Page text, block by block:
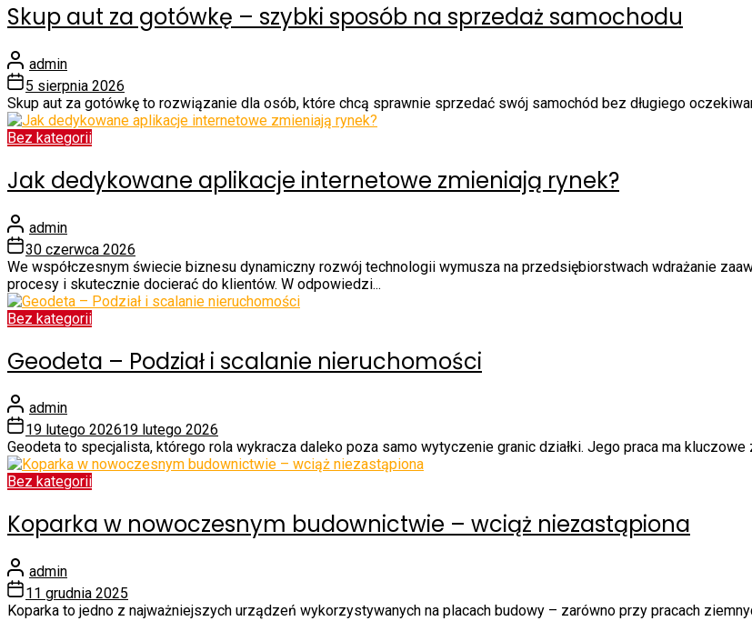
Skup aut za gotówkę – szybki sposób na sprzedaż samochodu
admin
5 sierpnia 2026
Skup aut za gotówkę to rozwiązanie dla osób, które chcą sprawnie sprzedać swój samochód bez długiego
Bez kategorii
Jak dedykowane aplikacje internetowe zmieniają rynek?
admin
30 czerwca 2026
We współczesnym świecie biznesu dynamiczny rozwój technologii wymusza na przedsiębiorstwach wdrażanie
procesy i skutecznie docierać do klientów. W odpowiedzi...
Bez kategorii
Geodeta – Podział i scalanie nieruchomości
admin
19 lutego 202619 lutego 2026
Geodeta to specjalista, którego rola wykracza daleko poza samo wytyczenie granic działki. Jego praca ma
Bez kategorii
Koparka w nowoczesnym budownictwie – wciąż niezastąpiona
admin
11 grudnia 2025
Koparka to jedno z najważniejszych urządzeń wykorzystywanych na placach budowy – zarówno przy pracach